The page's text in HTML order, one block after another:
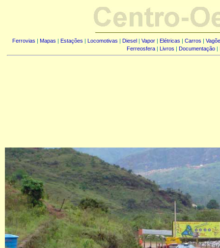
Ferrovias | Mapas | Estações | Locomotivas | Diesel | Vapor | Elétricas | Carros |
Ferreosfera| Livros | Documentação|